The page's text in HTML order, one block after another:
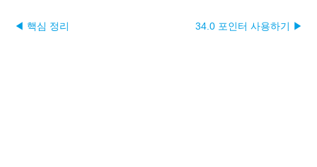
◀ 핵심 정리 34.0 포인터 사용하기 ▶︎